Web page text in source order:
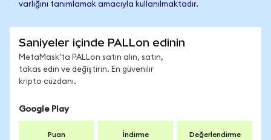
varlığını tanımlamak amacıyla kullanılmaktadır.
Saniyeler içinde PALLon edinin
MetaMask'ta PALLon satın alın, satın,
takas edin ve değiştirin. En güvenilir
kripto cüzdanı.
Google Play
Puan İndirme Değerlendirme